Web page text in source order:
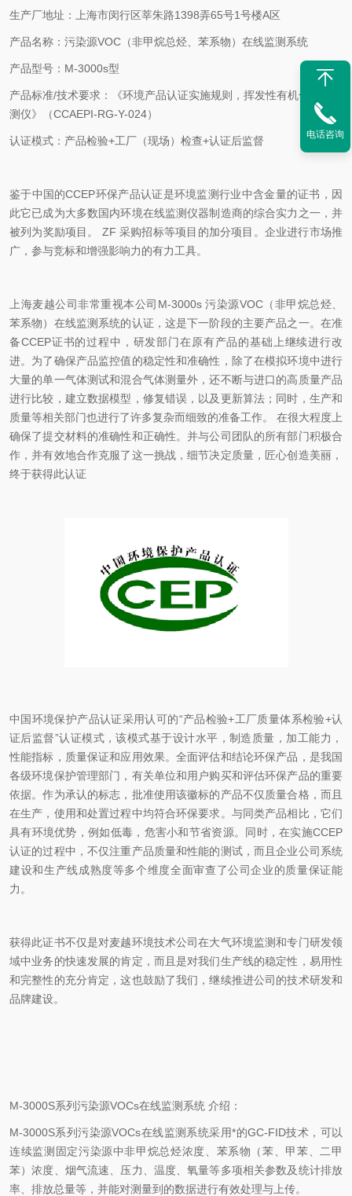
生产厂地址：上海市闵行区莘朱路1398弄65号1号楼A区
产品名称：污染源VOC（非甲烷总烃、苯系物）在线监测系统
产品型号：M-3000s型
产品标准/技术要求：《环境产品认证实施规则，挥发性有机化合物检
测仪》（CCAEPI-RG-Y-024）
认证模式：产品检验+工厂（现场）检查+认证后监督
鉴于中国的CCEP环保产品认证是环境监测行业中含金量的证书，因
此它已成为大多数国内环境在线监测仪器制造商的综合实力之一，并
被列为奖励项目。 ZF 采购招标等项目的加分项目。企业进行市场推
广，参与竞标和增强影响力的有力工具。
上海麦越公司非常重视本公司M-3000s 污染源VOC（非甲烷总烃、
苯系物）在线监测系统的认证，这是下一阶段的主要产品之一。在准
备CCEP证书的过程中，研发部门在原有产品的基础上继续进行改
进。为了确保产品监控值的稳定性和准确性，除了在模拟环境中进行
大量的单一气体测试和混合气体测量外，还不断与进口的高质量产品
进行比较，建立数据模型，修复错误，以及更新算法；同时，生产和
质量等相关部门也进行了许多复杂而细致的准备工作。 在很大程度上
确保了提交材料的准确性和正确性。并与公司团队的所有部门积极合
作，并有效地合作克服了这一挑战，细节决定质量，匠心创造美丽，
终于获得此认证
中国环境保护产品认证采用认可的“产品检验+工厂质量体系检验+认
证后监督”认证模式，该模式基于设计水平，制造质量，加工能力，
性能指标，质量保证和应用效果。全面评估和结论环保产品，是我国
各级环境保护管理部门，有关单位和用户购买和评估环保产品的重要
依据。作为承认的标志，批准使用该徽标的产品不仅质量合格，而且
在生产，使用和处置过程中均符合环保要求。与同类产品相比，它们
具有环境优势，例如低毒，危害小和节省资源。同时，在实施CCEP
认证的过程中，不仅注重产品质量和性能的测试，而且企业公司系统
建设和生产线成熟度等多个维度全面审查了公司企业的质量保证能
力。
获得此证书不仅是对麦越环境技术公司在大气环境监测和专门研发领
域中业务的快速发展的肯定，而且是对我们生产线的稳定性，易用性
和完整性的充分肯定，这也鼓励了我们，继续推进公司的技术研发和
品牌建设。
M-3000S系列污染源VOCs在线监测系统 介绍：
M-3000S系列污染源VOCs在线监测系统采用*的GC-FID技术，可以
连续监测固定污染源中非甲烷总烃浓度、苯系物（苯、甲苯、二甲
苯）浓度、烟气流速、压力、温度、氧量等多项相关参数及统计排放
率、排放总量等，并能对测量到的数据进行有效处理与上传。
电话咨询